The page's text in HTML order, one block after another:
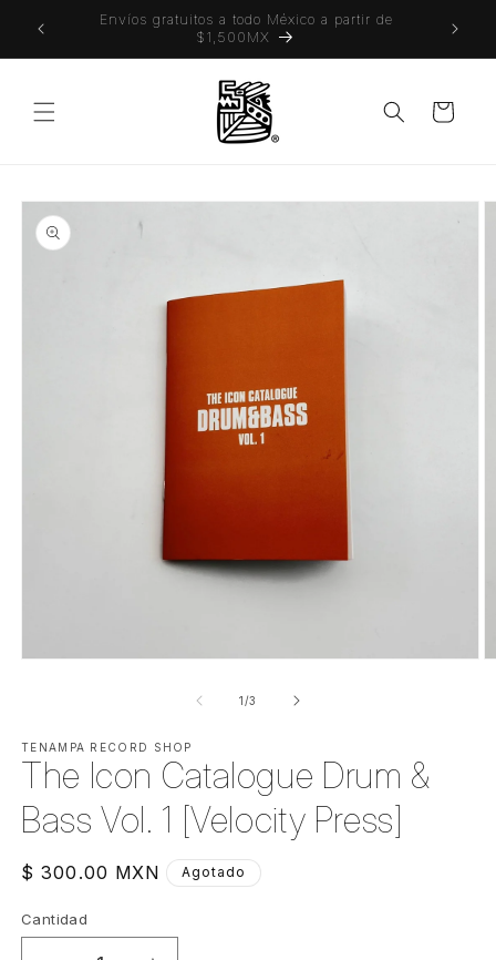
directamenteEnvíos gratuitos a todo México a partir de
$1,500MX
Carrito
directamente
a la
información
una
ventana
1/de
3
TENAMPA RECORD SHOP
The Icon Catalogue Drum &
Bass Vol. 1 [Velocity Press]
Precio
$ 300.00 MXN Agotado
Cantidad
Cantidad